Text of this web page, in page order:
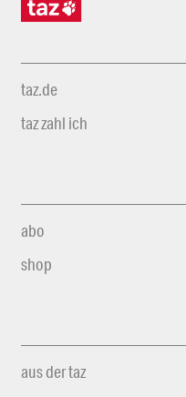
taz.de
taz zahl ich
abo
shop
aus der taz